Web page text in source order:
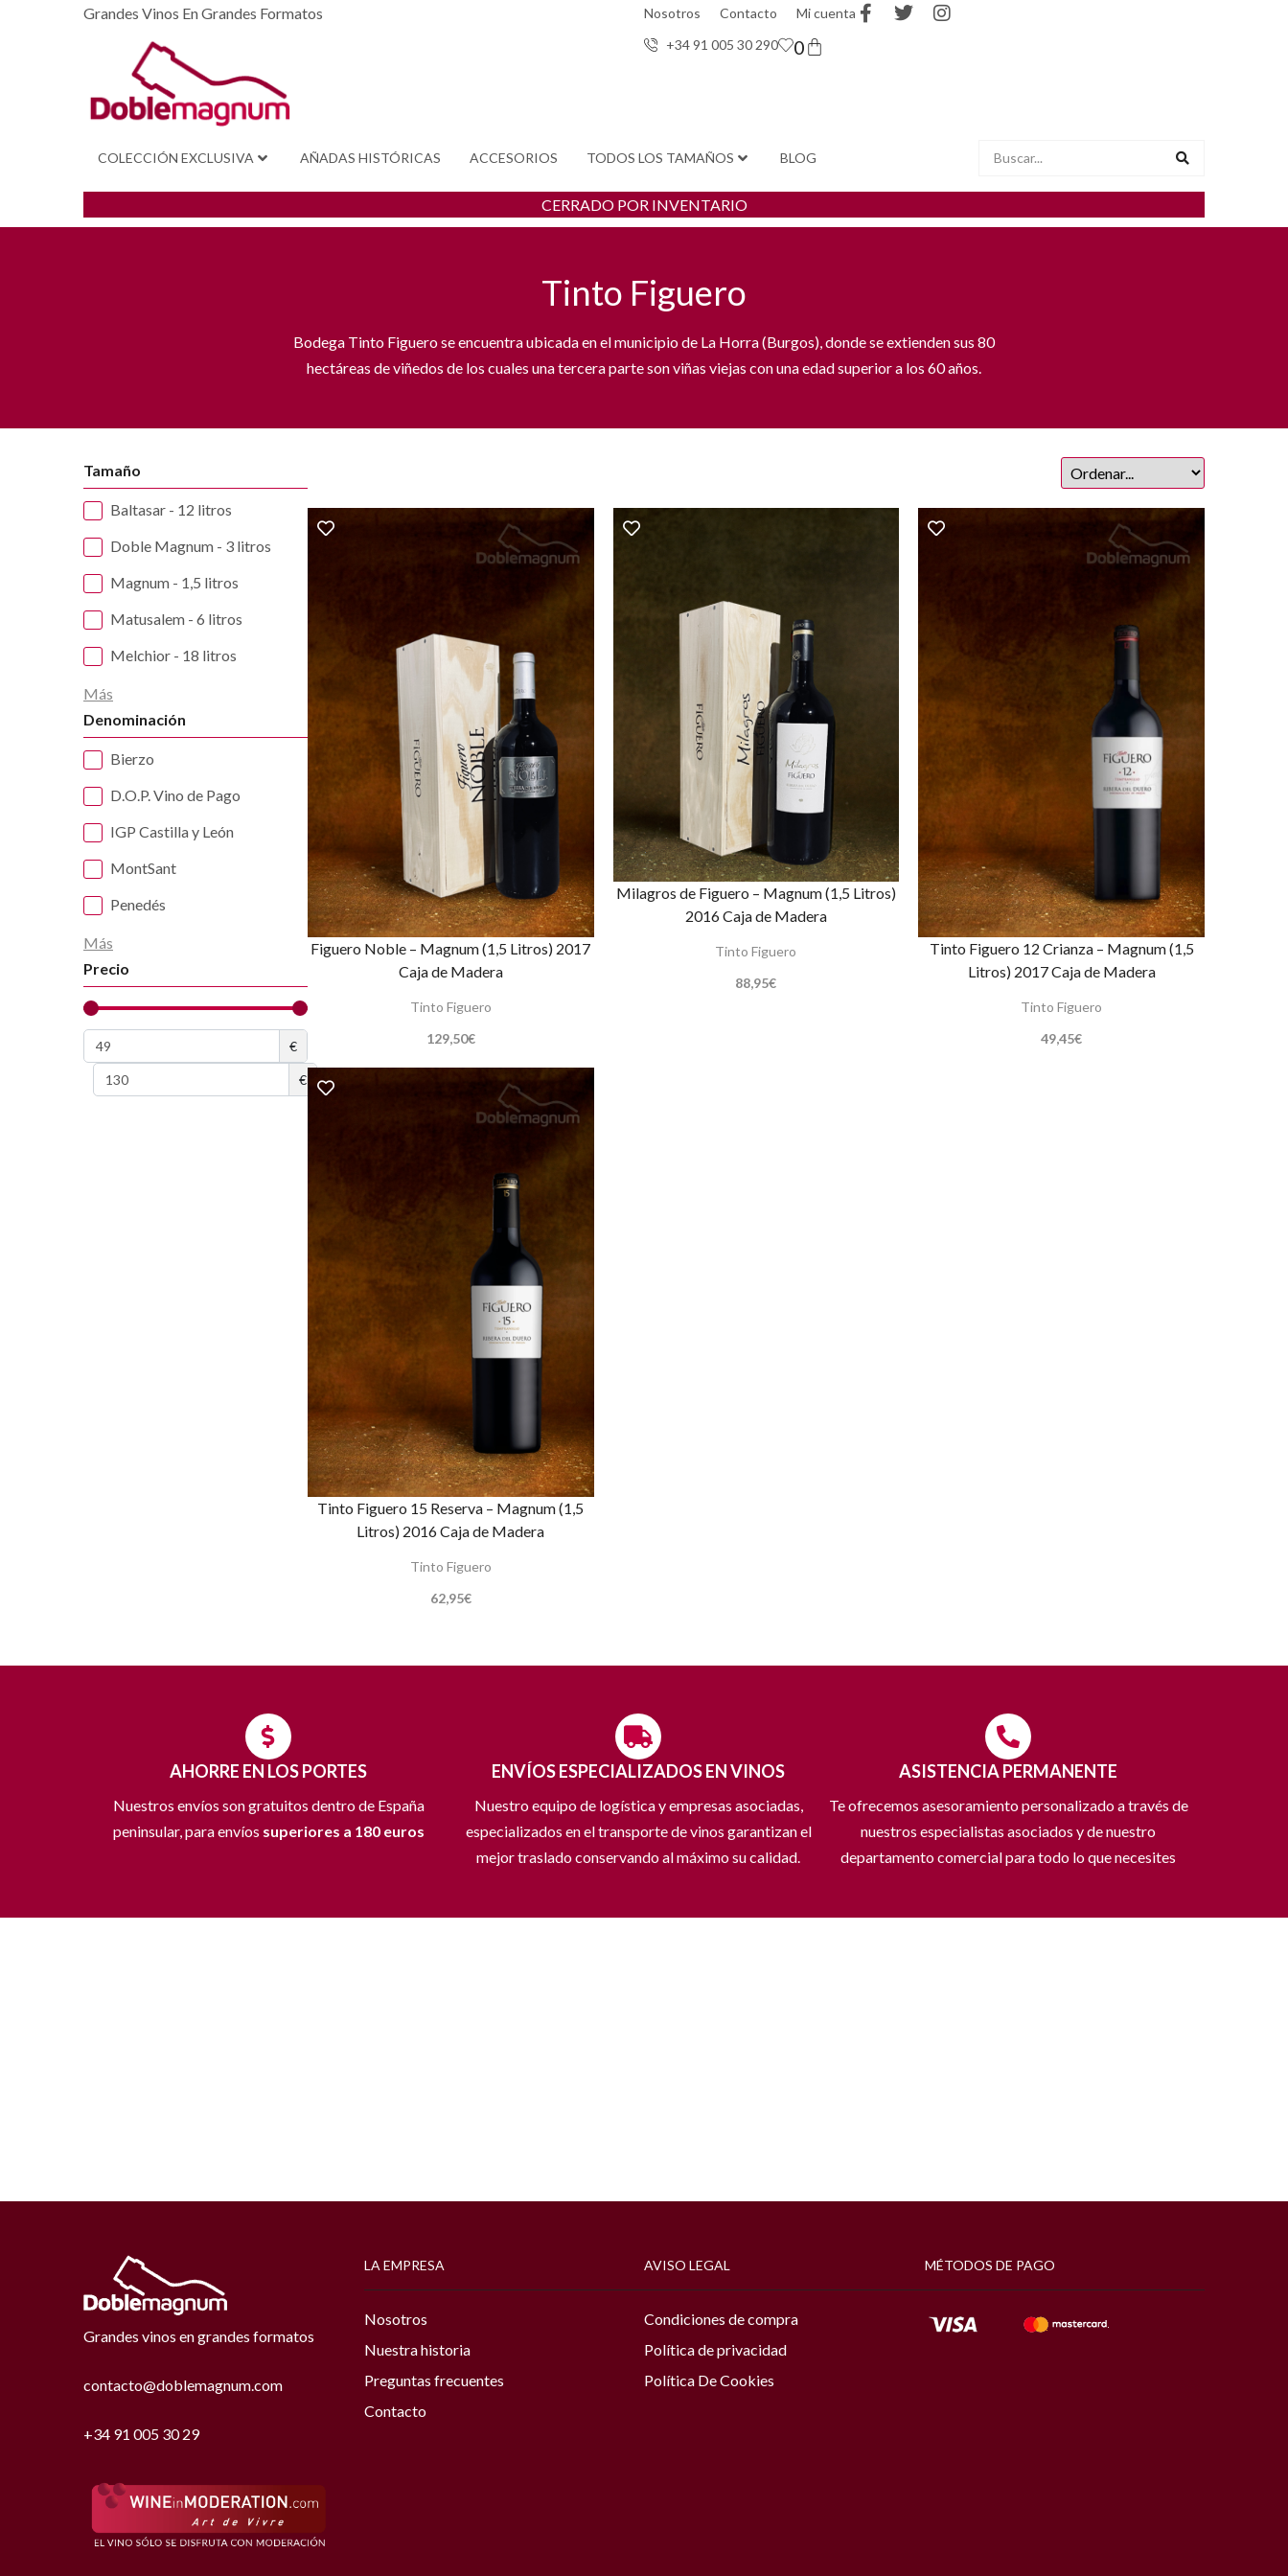
Grandes Vinos En Grandes Formatos Nosotros Contacto
Mi cuenta
+34 91 005 30 290 0
COLECCIÓN EXCLUSIVA AÑADAS HISTÓRICAS ACCESORIOS TODOS LOS TAMAÑOS BLOG
CERRADO POR INVENTARIO
Tinto Figuero
Bodega Tinto Figuero se encuentra ubicada en el municipio de La Horra (Burgos), donde se extienden sus 80
hectáreas de viñedos de los cuales una tercera parte son viñas viejas con una edad superior a los 60 años.
Tamaño
Baltasar - 12 litros
Doble Magnum - 3 litros
Magnum - 1,5 litros
Matusalem - 6 litros
Melchior - 18 litros
Más
Denominación
Bierzo
D.O.P. Vino de Pago
IGP Castilla y León
MontSant
Penedés
Más
Precio
€
€
Figuero Noble – Magnum (1,5 Litros) 2017
Caja de Madera
Tinto Figuero
129,50€
Milagros de Figuero – Magnum (1,5 Litros)
2016 Caja de Madera
Tinto Figuero
88,95€
Tinto Figuero 12 Crianza – Magnum (1,5
Litros) 2017 Caja de Madera
Tinto Figuero
49,45€
Tinto Figuero 15 Reserva – Magnum (1,5
Litros) 2016 Caja de Madera
Tinto Figuero
62,95€
AHORRE EN LOS PORTES
Nuestros envíos son gratuitos dentro de España
peninsular, para envíos superiores a 180 euros
ENVÍOS ESPECIALIZADOS EN VINOS
Nuestro equipo de logística y empresas asociadas,
especializados en el transporte de vinos garantizan el
mejor traslado conservando al máximo su calidad.
ASISTENCIA PERMANENTE
Te ofrecemos asesoramiento personalizado a través de
nuestros especialistas asociados y de nuestro
departamento comercial para todo lo que necesites
Grandes vinos en grandes formatos
contacto@doblemagnum.com
+34 91 005 30 29
LA EMPRESA
Nosotros
Nuestra historia
Preguntas frecuentes
Contacto
AVISO LEGAL
Condiciones de compra
Política de privacidad
Política De Cookies
MÉTODOS DE PAGO